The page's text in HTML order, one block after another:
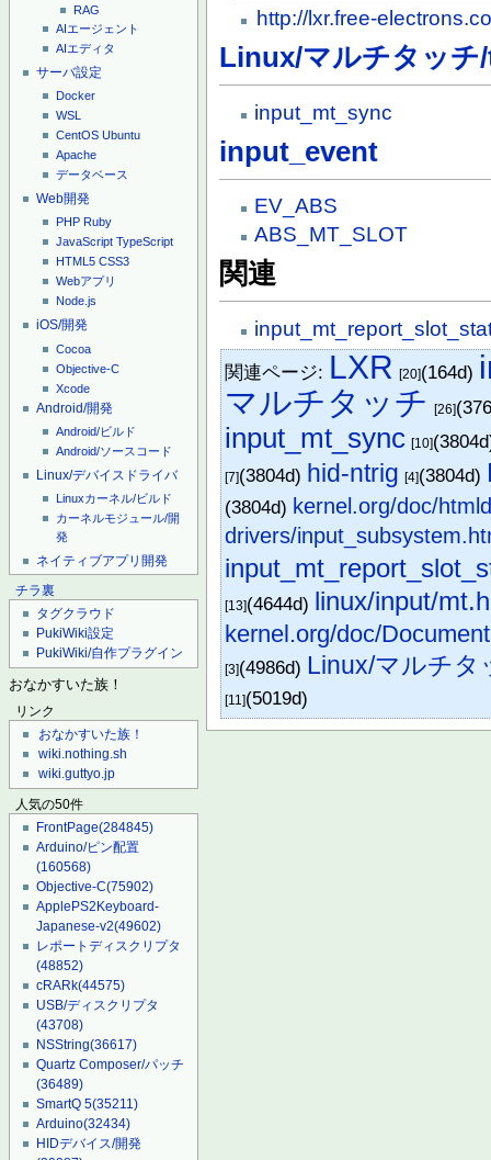
RAG
AIエージェント
AIエディタ
サーバ設定
Docker
WSL
CentOS Ubuntu
Apache
データベース
Web開発
PHP Ruby
JavaScript TypeScript
HTML5 CSS3
Webアプリ
Node.js
iOS/開発
Cocoa
Objective-C
Xcode
Android/開発
Android/ビルド
Android/ソースコード
Linux/デバイスドライバ
Linuxカーネル/ビルド
カーネルモジュール/開
発
ネイティブアプリ開発
チラ裏
タグクラウド
PukiWiki設定
PukiWiki/自作プラグイン
おなかすいた族！
リンク
おなかすいた族！
wiki.nothing.sh
wiki.guttyo.jp
人気の50件
FrontPage(284845)
Arduino/ピン配置
(160568)
Objective-C(75902)
ApplePS2Keyboard-
Japanese-v2(49602)
レポートディスクリプタ
(48852)
cRARk(44575)
USB/ディスクリプタ
(43708)
NSString(36617)
Quartz Composer/パッチ
(36489)
SmartQ 5(35211)
Arduino(32434)
HIDデバイス/開発
http://lxr.free-
Linux/マルチタッチ
input_mt_sync
input_event
EV_ABS
ABS_MT_SLOT
関連
関連ページ: LXR [20](164d)
マルチタッチ [26]
input_mt_sync [10]
[7](3804d) hid-ntrig [4](3804d)
(3804d) kernel.org/doc/
drivers/
[13](4644d) linux/input/mt.h
kernel.org/doc/
[3](4986d) Linux/マルチタ
[11](5019d)